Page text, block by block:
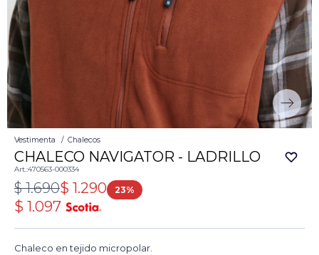
Vestimenta Chalecos
CHALECO NAVIGATOR - LADRILLO
470563-000334
$ 1.290
$ 1.690 23
$ 1.097
Chaleco en tejido micropolar.